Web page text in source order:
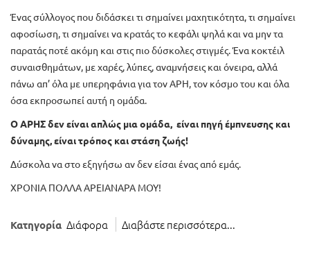
Ένας σύλλογος που διδάσκει τι σημαίνει μαχητικότητα, τι σημαίνει
αφοσίωση, τι σημαίνει να κρατάς το κεφάλι ψηλά και να μην τα
παρατάς ποτέ ακόμη και στις πιο δύσκολες στιγμές. Ένα κοκτέιλ
συναισθημάτων, με χαρές, λύπες, αναμνήσεις και όνειρα, αλλά
πάνω απ’ όλα με υπερηφάνια για τον ΑΡΗ, τον κόσμο του και όλα
όσα εκπροσωπεί αυτή η ομάδα.
Ο ΑΡΗΣ δεν είναι απλώς μια ομάδα, είναι πηγή έμπνευσης και
δύναμης, είναι τρόπος και στάση ζωής!
Δύσκολα να στο εξηγήσω αν δεν είσαι ένας από εμάς.
ΧΡΟΝΙΑ ΠΟΛΛΑ ΑΡΕΙΑΝΑΡΑ ΜΟΥ!
Κατηγορία Διάφορα Διαβάστε περισσότερα...